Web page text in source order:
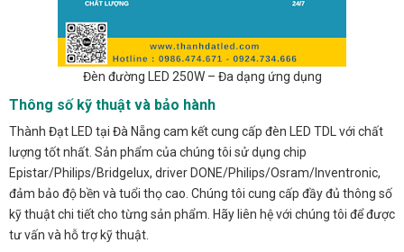
Đèn đường LED 250W – Đa dạng ứng dụng
Thông số kỹ thuật và bảo hành
Thành Đạt LED tại Đà Nẵng cam kết cung cấp đèn LED TDL với chất
lượng tốt nhất. Sản phẩm của chúng tôi sử dụng chip
Epistar/Philips/Bridgelux, driver DONE/Philips/Osram/Inventronic,
đảm bảo độ bền và tuổi thọ cao. Chúng tôi cung cấp đầy đủ thông số
kỹ thuật chi tiết cho từng sản phẩm. Hãy liên hệ với chúng tôi để được
tư vấn và hỗ trợ kỹ thuật.